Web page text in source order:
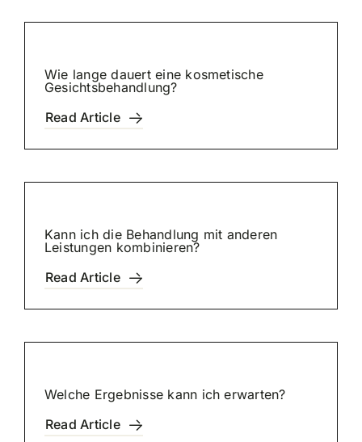
Wie lange dauert eine kosmetische
Gesichtsbehandlung?
Read Article
Kann ich die Behandlung mit anderen
Leistungen kombinieren?
Read Article
Welche Ergebnisse kann ich erwarten?
Read Article